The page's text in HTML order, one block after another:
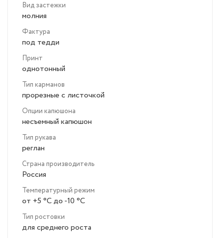
Вид застежки
молния
Фактура
под тедди
Принт
однотонный
Тип карманов
прорезные с листочкой
Опции капюшона
несъемный капюшон
Тип рукава
реглан
Страна производитель
Россия
Температурный режим
от +5 °C до -10 °C
Тип ростовки
для среднего роста